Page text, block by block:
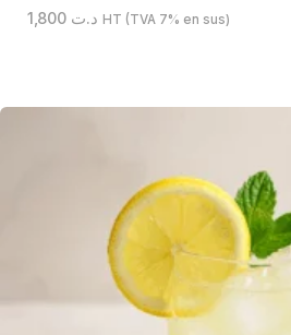
د.ت 1,800 HT (TVA 7% en sus)